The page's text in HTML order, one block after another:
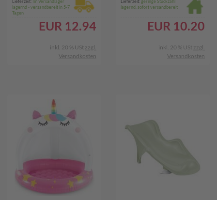
Lieferzeit: Im Versandlager
lagernd - versandbereit in 5-7
Tagen
EUR 12.94
inkl. 20 % USt zzgl.
Versandkosten
Lieferzeit:geringe Stückzahl
lagernd, sofort versandbereit
EUR 10.20
inkl. 20 % USt zzgl.
Versandkosten